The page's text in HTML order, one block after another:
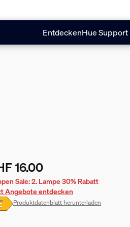
EntdeckenHue Support
Preis ist CHF 16.00
16.00
Sale: 2. Lampe 30% Rabatt
Angebote entdecken
Produktdatenblatt herunterladen